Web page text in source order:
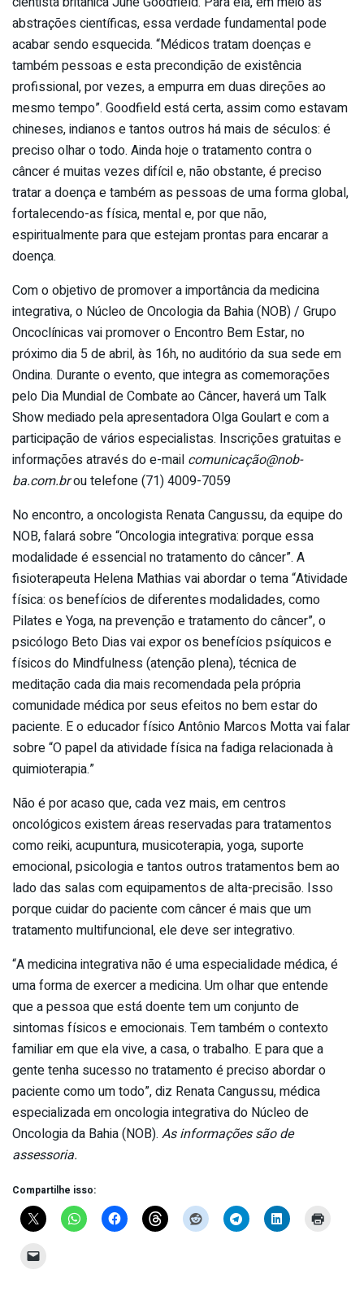
abstrações científicas, essa verdade fundamental pode
acabar sendo esquecida. “Médicos tratam doenças e
também pessoas e esta precondição de existência
profissional, por vezes, a empurra em duas direções ao
mesmo tempo”. Goodfield está certa, assim como estavam
chineses, indianos e tantos outros há mais de séculos: é
preciso olhar o todo. Ainda hoje o tratamento contra o
câncer é muitas vezes difícil e, não obstante, é preciso
tratar a doença e também as pessoas de uma forma global,
fortalecendo-as física, mental e, por que não,
espiritualmente para que estejam prontas para encarar a
doença.
Com o objetivo de promover a importância da medicina
integrativa, o Núcleo de Oncologia da Bahia (NOB) / Grupo
Oncoclínicas vai promover o Encontro Bem Estar, no
próximo dia 5 de abril, às 16h, no auditório da sua sede em
Ondina. Durante o evento, que integra as comemorações
pelo Dia Mundial de Combate ao Câncer, haverá um Talk
Show mediado pela apresentadora Olga Goulart e com a
participação de vários especialistas. Inscrições gratuitas e
informações através do e-mail comunicação@nob-
ba.com.brou telefone (71) 4009-7059
No encontro, a oncologista Renata Cangussu, da equipe do
NOB, falará sobre “Oncologia integrativa: porque essa
modalidade é essencial no tratamento do câncer”. A
fisioterapeuta Helena Mathias vai abordar o tema “Atividade
física: os benefícios de diferentes modalidades, como
Pilates e Yoga, na prevenção e tratamento do câncer”, o
psicólogo Beto Dias vai expor os benefícios psíquicos e
físicos do Mindfulness (atenção plena), técnica de
meditação cada dia mais recomendada pela própria
comunidade médica por seus efeitos no bem estar do
paciente. E o educador físico Antônio Marcos Motta vai falar
sobre “O papel da atividade física na fadiga relacionada à
quimioterapia.”
Não é por acaso que, cada vez mais, em centros
oncológicos existem áreas reservadas para tratamentos
como reiki, acupuntura, musicoterapia, yoga, suporte
emocional, psicologia e tantos outros tratamentos bem ao
lado das salas com equipamentos de alta-precisão. Isso
porque cuidar do paciente com câncer é mais que um
tratamento multifuncional, ele deve ser integrativo.
“A medicina integrativa não é uma especialidade médica, é
uma forma de exercer a medicina. Um olhar que entende
que a pessoa que está doente tem um conjunto de
sintomas físicos e emocionais. Tem também o contexto
familiar em que ela vive, a casa, o trabalho. E para que a
gente tenha sucesso no tratamento é preciso abordar o
paciente como um todo”, diz Renata Cangussu, médica
especializada em oncologia integrativa do Núcleo de
Oncologia da Bahia (NOB). As informações são de
assessoria.
Compartilhe isso: